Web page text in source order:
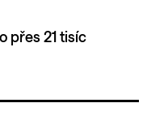
přes 21 tisíc